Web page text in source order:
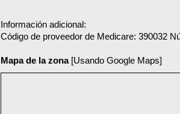
Información adicional:
Código de proveedor de Medicare: 390032
Mapa de la zona[Usando Google Maps]